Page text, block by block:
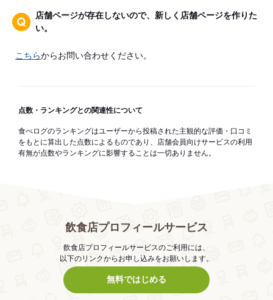
店舗ページが存在しないので、新しく店舗ページを作りた
い。
こちらからお問い合わせください。
点数・ランキングとの関連性について
食べログのランキングはユーザーから投稿された主観的な評価・口コミ
をもとに算出した点数によるものであり、店舗会員向けサービスの利用
有無が点数やランキングに影響することは一切ありません。
飲食店プロフィールサービス
飲食店プロフィールサービスのご利用には、
以下のリンクからお申し込みをお願いします。
無料ではじめる